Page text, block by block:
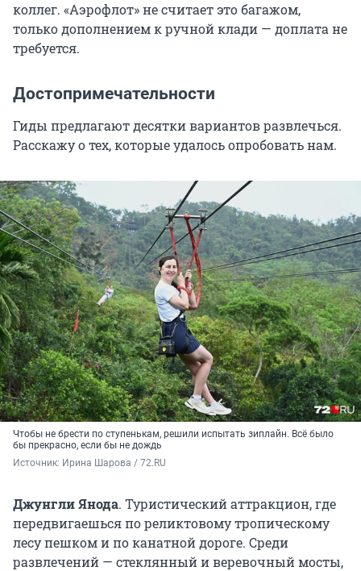
коллег. «Аэрофлот» не считает это багажом,
только дополнением к ручной клади — доплата не
требуется.
Достопримечательности
Гиды предлагают десятки вариантов развлечься.
Расскажу о тех, которые удалось опробовать нам.
Чтобы не брести по ступенькам, решили испытать зиплайн. Всё было
бы прекрасно, если бы не дождь
Источник: Ирина Шарова / 72.RU
Джунгли Янода. Туристический аттракцион, где
передвигаешься по реликтовому тропическому
лесу пешком и по канатной дороге. Среди
развлечений — стеклянный и веревочный мосты,